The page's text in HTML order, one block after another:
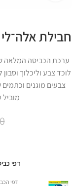
חבילת
ערכת הכביסה המלאה
לוכד צבע וליכלוך
צבעים מוגנים
מוביל עם
דפי